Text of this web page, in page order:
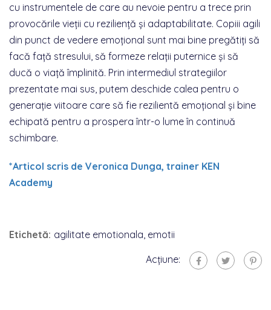
cu instrumentele de care au nevoie pentru a trece prin
provocările vieții cu reziliență și adaptabilitate. Copiii agili
din punct de vedere emoțional sunt mai bine pregătiți să
facă față stresului, să formeze relații puternice și să
ducă o viață împlinită. Prin intermediul strategiilor
prezentate mai sus, putem deschide calea pentru o
generație viitoare care să fie rezilientă emoțional și bine
echipată pentru a prospera într-o lume în continuă
schimbare.
*Articol scris de Veronica Dunga, trainer KEN
Academy
Etichetă: agilitate emotionala emotii
Acțiune: